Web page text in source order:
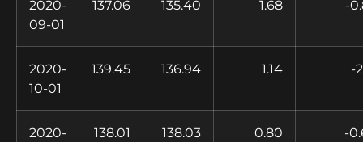
2020-
09-01
137.06 135.40 1.68 -
2020-
10-01
139.45 136.94 1.14 -
2020-
138.01 138.03 0.80 -